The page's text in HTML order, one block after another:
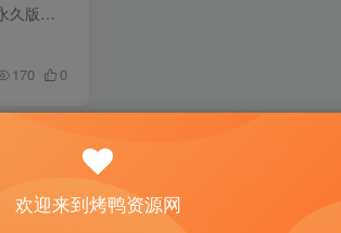
抖音0粉开播软件_魔豆多平台直播推流助手（高级永久版）【推流脚本】（暗冰资源网最新资源，加入vip免费下载本资源） 支持平台：抖音、快手、淘宝、拼多多、小红书 软件特点：操作简单，支持多...
170 0
欢迎来到烤鸭资源网